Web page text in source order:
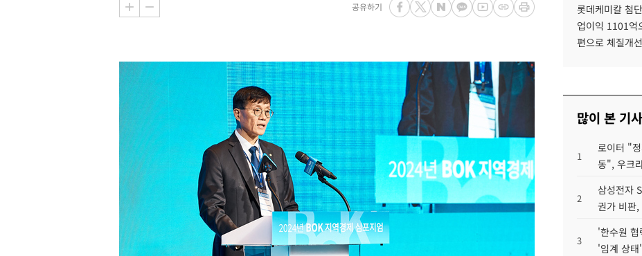
공유하기
롯데케미칼 첨
업이익 1101억
편으로 체질개
많이 본 기사
1
로이터 "
동", 우크
2
삼성전자
권가 비판
3
'한수원
'임계 상